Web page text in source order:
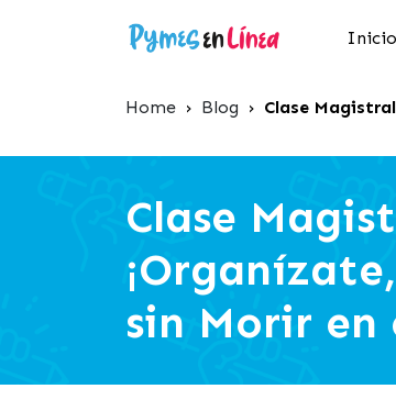
Inicio
Home › Blog › Clase
Clase
sin Morir